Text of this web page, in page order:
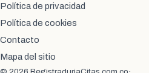
Política de privacidad
Política de cookies
Contacto
Mapa del sitio